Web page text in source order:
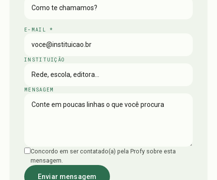
E-MAIL *
INSTITUIÇÃO
MENSAGEM
Concordo em ser contatado(a) pela Profy sobre esta
mensagem.
Enviar mensagem